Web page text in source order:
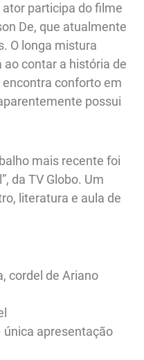
participa do filme
De, que atualmente
O longa mistura
contar a história de
conforto em
possui
mais recente foi
da TV Globo. Um
literatura e aula de
cordel de Ariano
única apresentação